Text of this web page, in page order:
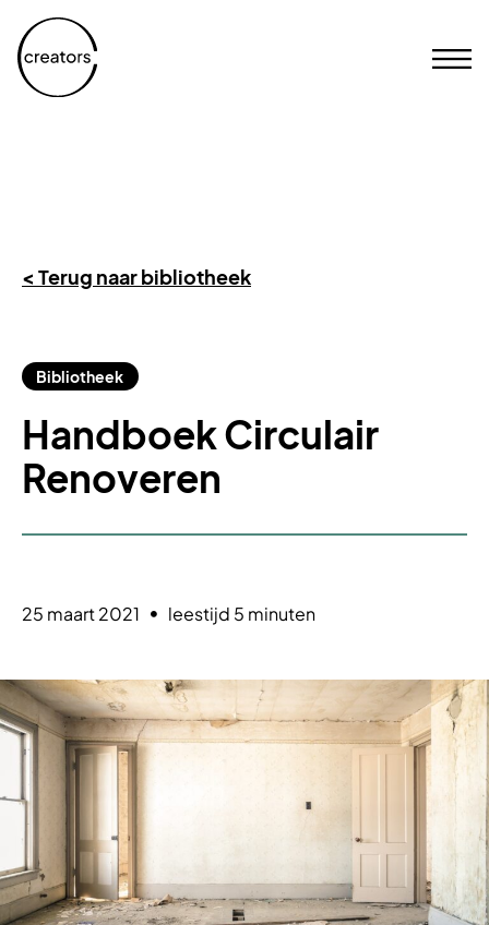
< Terug naar bibliotheek
Bibliotheek
Handboek Circulair
Renoveren
25 maart 2021 leestijd 5 minuten